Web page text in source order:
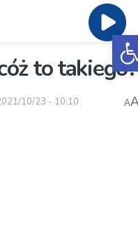
to takiego?
10/23 - 10:10 A